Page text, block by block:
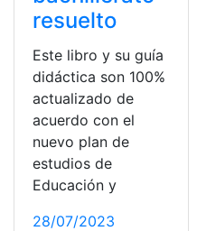
resuelto
Este libro y su guía
didáctica son 100%
actualizado de
acuerdo con el
nuevo plan de
estudios de
Educación y
28/07/2023